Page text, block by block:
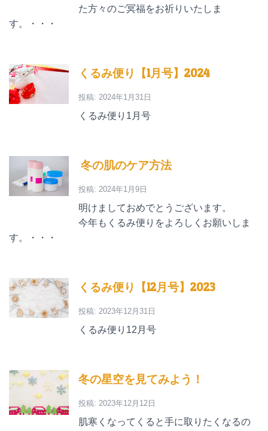
た方々のご冥福をお祈りいたしま
す。・・・
くるみ便り【1月号】2024
投稿: 2024年1月31日
くるみ便り1月号
冬の肌のケア方法
投稿: 2024年1月9日
明けましておめでとうございます。
今年もくるみ便りをよろしくお願いしま
す。・・・
くるみ便り【12月号】2023
投稿: 2023年12月31日
くるみ便り12月号
冬の星空を見てみよう！
投稿: 2023年12月12日
肌寒くなってくると手に取りたくなるの